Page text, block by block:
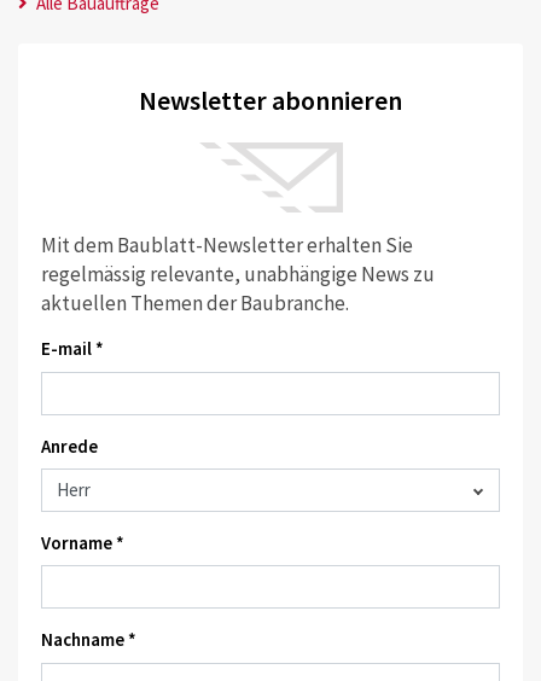
Newsletter abonnieren
Mit dem Baublatt-Newsletter erhalten Sie
regelmässig relevante, unabhängige News zu
aktuellen Themen der Baubranche.
E-mail *
Anrede
Vorname *
Nachname *